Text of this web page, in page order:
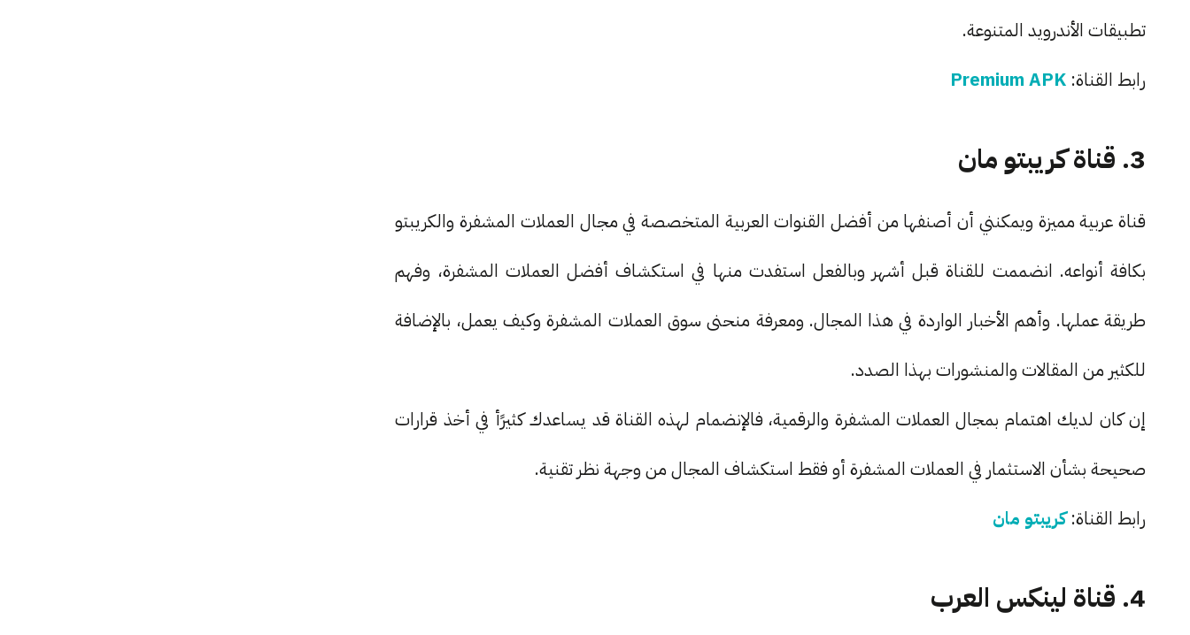
تطبيقات الأندرويد المتنوعة.
رابط القناة: Premium APK
3. قناة كريبتو مان
قناة عربية مميزة ويمكنني أن أصنفها من أفضل القنوات العربية المتخصصة في مجال العملات المشفرة والكريبتو
بكافة أنواعه. انضممت للقناة قبل أشهر وبالفعل استفدت منها في استكشاف أفضل العملات المشفرة، وفهم
طريقة عملها. وأهم الأخبار الواردة في هذا المجال. ومعرفة منحنى سوق العملات المشفرة وكيف يعمل، بالإضافة
للكثير من المقالات والمنشورات بهذا الصدد.
إن كان لديك اهتمام بمجال العملات المشفرة والرقمية، فالإنضمام لهذه القناة قد يساعدك كثيرًأ في أخذ قرارات
صحيحة بشأن الاستثمار في العملات المشفرة أو فقط استكشاف المجال من وجهة نظر تقنية.
رابط القناة:كريبتو مان
4. قناة لينكس العرب